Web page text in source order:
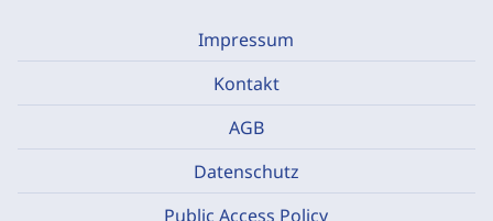
Impressum
Kontakt
AGB
Datenschutz
Public Access Policy